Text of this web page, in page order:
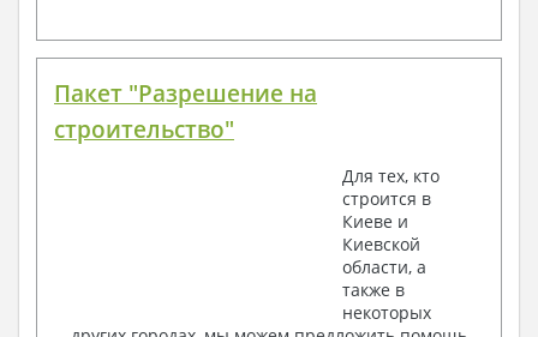
Пакет "Разрешение на
строительство"
Для тех, кто
строится в
Киеве и
Киевской
области, а
также в
некоторых